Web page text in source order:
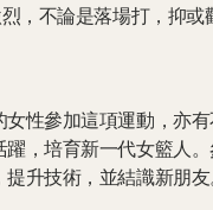
，不論是落場打，抑或
性參加這項運動，亦
，培育新一代女籃人
升技術，並結識新朋友